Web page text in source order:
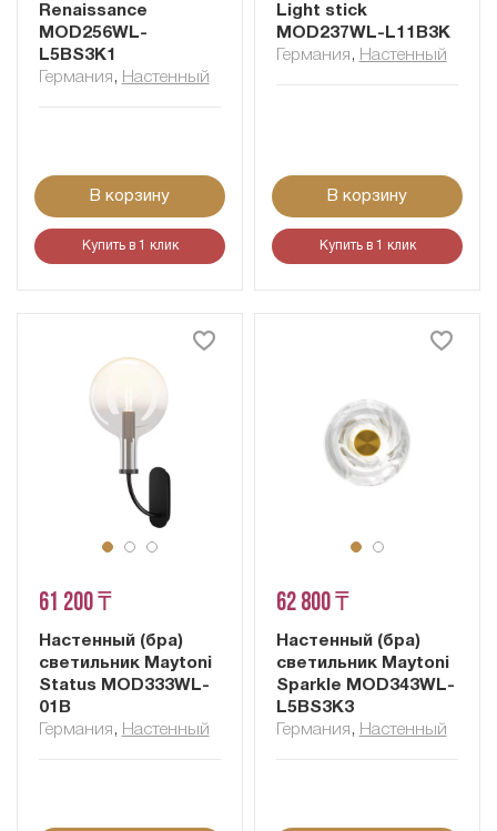
Renaissance
MOD256WL-
L5BS3K1
Германия , Настенный
В корзину
Купить в 1 клик
Light stick
MOD237WL-L11B3K
Германия , Настенный
В корзину
Купить в 1 клик
61 200 ₸
Настенный (бра)
светильник Maytoni
Status MOD333WL-
01B
Германия , Настенный
62 800 ₸
Настенный (бра)
светильник Maytoni
Sparkle MOD343WL-
L5BS3K3
Германия , Настенный